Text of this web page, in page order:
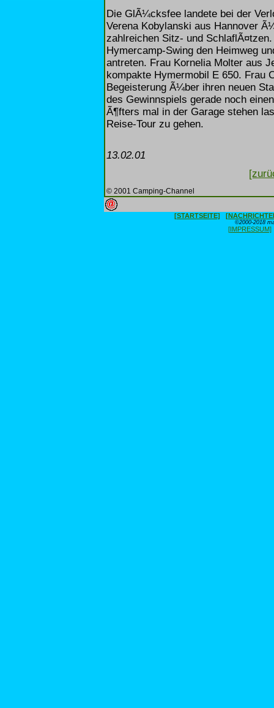
Die GlÃ¼cksfee landete bei der
Verena Kobylanski aus Hannover
zahlreichen Sitz- und
Hymercamp-Swing den Heimweg
antreten. Frau Kornelia Molter aus
kompakte Hymermobil E 650. Frau
Begeisterung Ã¼ber ihren neuen
des Gewinnspiels gerade noch
Ã¶fters mal in der Garage stehen
Reise-Tour zu gehen.
13.02.01
© 2001 Camping-Channel
[STARTSEITE]
©2000-2018
[IMPRESSUM]